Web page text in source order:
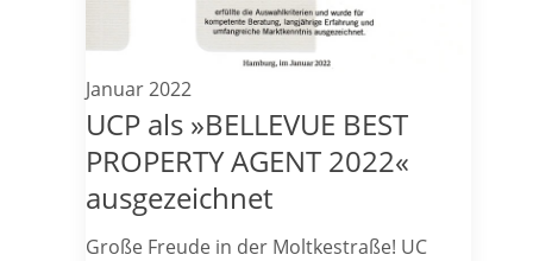
Januar 2022
UCP als »BELLEVUE BEST
PROPERTY AGENT 2022«
ausgezeichnet
Große Freude in der Moltkestraße! UC